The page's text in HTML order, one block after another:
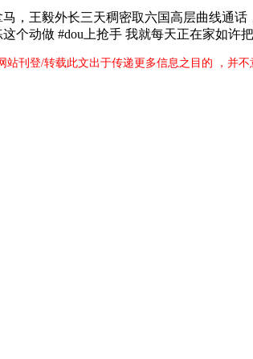
王毅外长三天稠密取六国高层曲线通话
个动做 #dou上抢手 我就每天正在家如许
刊登/转载此文出于传递更多信息之目的 ，并